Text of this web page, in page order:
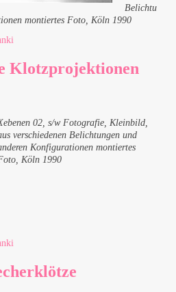
Belichtu
montiertes Foto, Köln 1990
Klotzprojektionen
02, s/w Fotografie, Kleinbild,
verschiedenen Belichtungen und
Konfigurationen montiertes
Köln 1990